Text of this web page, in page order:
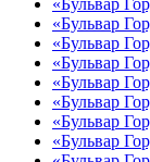
«Бульвар
«Бульвар
«Бульвар
«Бульвар
«Бульвар
«Бульвар
«Бульвар